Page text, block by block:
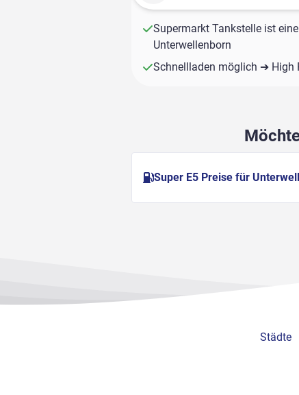
Supermarkt Tankstelle ist
Unterwellenborn
Schnellladen möglich ➔ High
Super E5 Preise für
Städte